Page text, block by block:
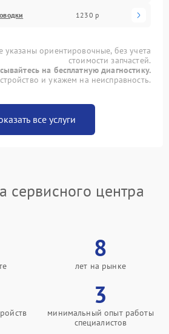
1230 р
указаны ориентировочные, без учета
стоимости запчастей.
на бесплатную диагностику.
и укажем на неисправность.
все услуги
сервисного центра
8
лет на рынке
3
минимальный опыт работы
специалистов